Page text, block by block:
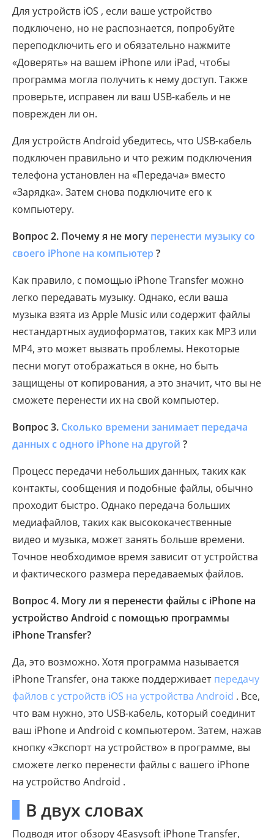
Для устройств iOS , если ваше устройство
подключено, но не распознается, попробуйте
переподключить его и обязательно нажмите
«Доверять» на вашем iPhone или iPad, чтобы
программа могла получить к нему доступ. Также
проверьте, исправен ли ваш USB-кабель и не
поврежден ли он.
Для устройств Android убедитесь, что USB-кабель
подключен правильно и что режим подключения
телефона установлен на «Передача» вместо
«Зарядка». Затем снова подключите его к
компьютеру.
Вопрос 2. Почему я не могу перенести музыку со
своего iPhone на компьютер ?
Как правило, с помощью iPhone Transfer можно
легко передавать музыку. Однако, если ваша
музыка взята из Apple Music или содержит файлы
нестандартных аудиоформатов, таких как MP3 или
MP4, это может вызвать проблемы. Некоторые
песни могут отображаться в окне, но быть
защищены от копирования, а это значит, что вы не
сможете перенести их на свой компьютер.
Вопрос 3. Сколько времени занимает передача
данных с одного iPhone на другой ?
Процесс передачи небольших данных, таких как
контакты, сообщения и подобные файлы, обычно
проходит быстро. Однако передача больших
медиафайлов, таких как высококачественные
видео и музыка, может занять больше времени.
Точное необходимое время зависит от устройства
и фактического размера передаваемых файлов.
Вопрос 4. Могу ли я перенести файлы с iPhone на
устройство Android с помощью программы
iPhone Transfer?
Да, это возможно. Хотя программа называется
iPhone Transfer, она также поддерживает передачу
файлов с устройств iOS на устройства Android . Все,
что вам нужно, это USB-кабель, который соединит
ваш iPhone и Android с компьютером. Затем, нажав
кнопку «Экспорт на устройство» в программе, вы
сможете легко перенести файлы с вашего iPhone
на устройство Android .
В двух словах
Подводя итог обзору 4Easysoft iPhone Transfer,